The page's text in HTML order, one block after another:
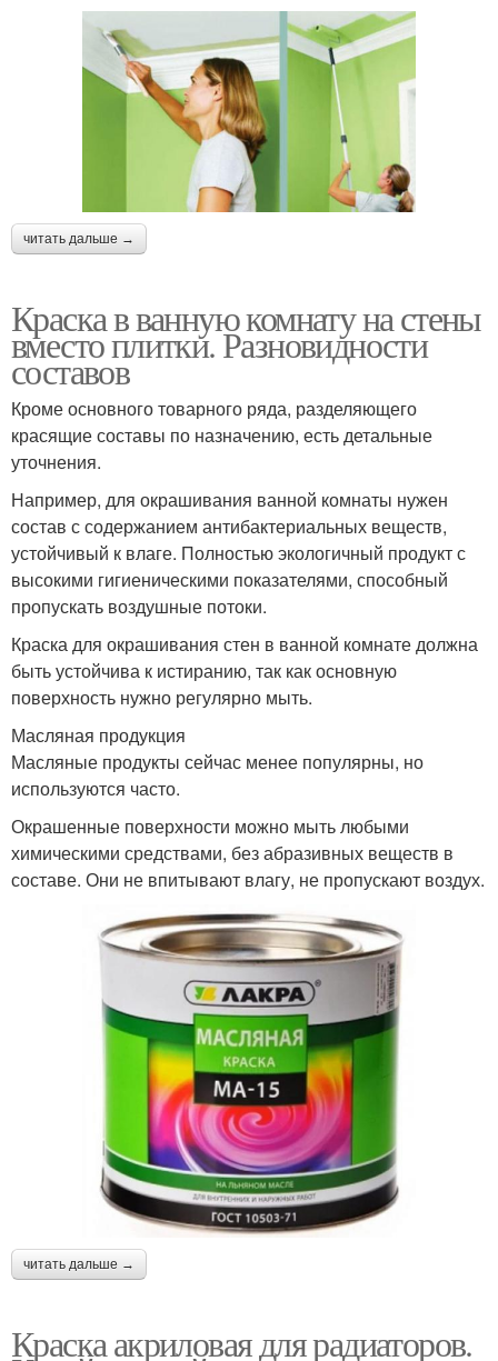
читать дальше →
Краска в ванную комнату на стены
вместо плитки. Разновидности
составов
Кроме основного товарного ряда, разделяющего
красящие составы по назначению, есть детальные
уточнения.
Например, для окрашивания ванной комнаты нужен
состав с содержанием антибактериальных веществ,
устойчивый к влаге. Полностью экологичный продукт с
высокими гигиеническими показателями, способный
пропускать воздушные потоки.
Краска для окрашивания стен в ванной комнате должна
быть устойчива к истиранию, так как основную
поверхность нужно регулярно мыть.
Масляная продукция
Масляные продукты сейчас менее популярны, но
используются часто.
Окрашенные поверхности можно мыть любыми
химическими средствами, без абразивных веществ в
составе. Они не впитывают влагу, не пропускают воздух.
читать дальше →
Краска акриловая для радиаторов.